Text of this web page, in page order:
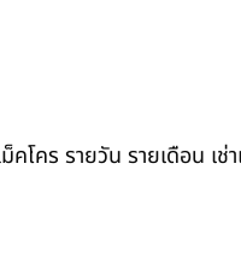
โคร รายวัน รายเดือน เ